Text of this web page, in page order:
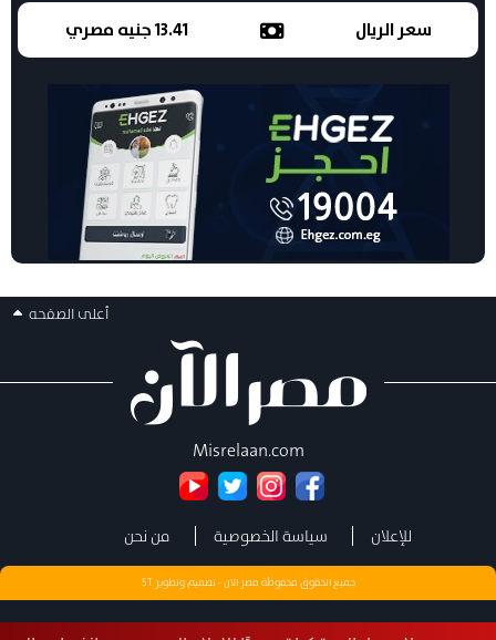
سعر الريال 13.41 جنيه مصري
أعلى الصفحه
Misrelaan.com
للإعلان سياسة الخصوصية من نحن
جميع الحقوق محفوظة مصر الان - تصميم وتطويرST